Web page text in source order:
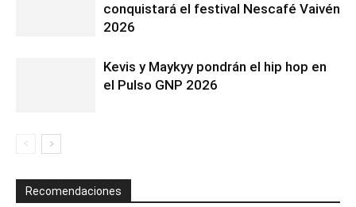
conquistará el festival Nescafé Vaivén
2026
Kevis y Maykyy pondrán el hip hop en
el Pulso GNP 2026
Recomendaciones